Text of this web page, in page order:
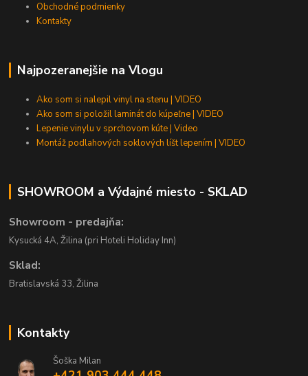
Obchodné podmienky
Kontakty
Najpozeranejšie na Vlogu
Ako som si nalepil vinyl na stenu | VIDEO
Ako som si položil laminát do kúpeľne | VIDEO
Lepenie vinylu v sprchovom kúte | Video
Montáž podlahových soklových líšt lepením | VIDEO
SHOWROOM a Výdajné miesto - SKLAD
Showroom - predajňa:
Kysucká 4A, Žilina (pri Hoteli Holiday Inn)
Sklad:
Bratislavská 33, Žilina
Kontakty
Šoška Milan